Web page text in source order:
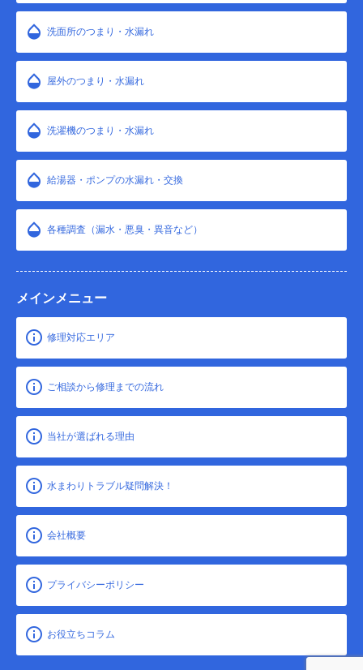
洗面所のつまり・水漏れ
屋外のつまり・水漏れ
洗濯機のつまり・水漏れ
給湯器・ポンプの水漏れ・交換
各種調査（漏水・悪臭・異音など）
メインメニュー
修理対応エリア
ご相談から修理までの流れ
当社が選ばれる理由
水まわりトラブル疑問解決！
会社概要
プライバシーポリシー
お役立ちコラム